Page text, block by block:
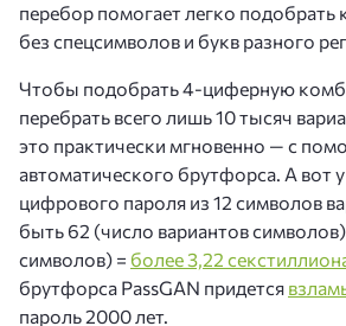
перебор помогает легко подобрать
без спецсимволов и букв разного
Чтобы подобрать 4-циферную
перебрать всего лишь 10 тысяч
это практически мгновенно — с
автоматического брутфорса. А вот
цифрового пароля из 12 символов
быть 62 (число вариантов
символов) = более 3,22
брутфорса PassGAN придется
пароль 2000 лет.